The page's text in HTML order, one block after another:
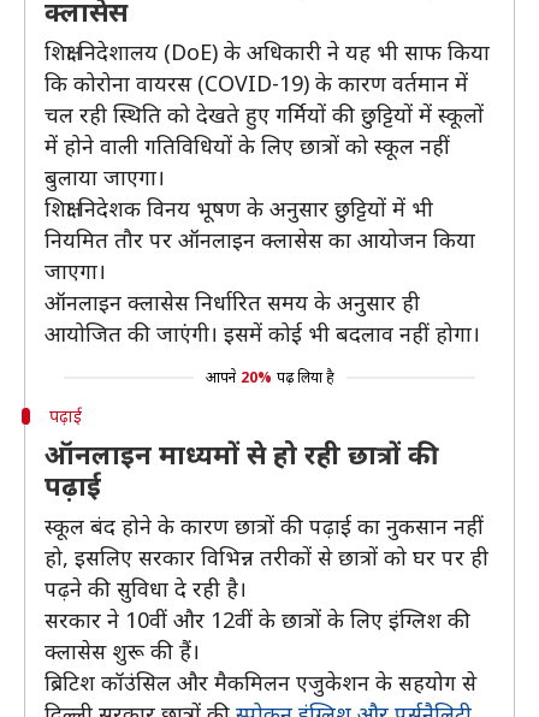
क्लासेस
शिक्षा निदेशालय (DoE) के अधिकारी ने यह भी साफ किया
कि कोरोना वायरस (COVID-19) के कारण वर्तमान में
चल रही स्थिति को देखते हुए गर्मियों की छुट्टियों में स्कूलों
में होने वाली गतिविधियों के लिए छात्रों को स्कूल नहीं
बुलाया जाएगा।
शिक्षा निदेशक विनय भूषण के अनुसार छुट्टियों में भी
नियमित तौर पर ऑनलाइन क्लासेस का आयोजन किया
जाएगा।
ऑनलाइन क्लासेस निर्धारित समय के अनुसार ही
आयोजित की जाएंगी। इसमें कोई भी बदलाव नहीं होगा।
आपने 20% पढ़ लिया है
पढ़ाई
ऑनलाइन माध्यमों से हो रही छात्रों की
पढ़ाई
स्कूल बंद होने के कारण छात्रों की पढ़ाई का नुकसान नहीं
हो, इसलिए सरकार विभिन्न तरीकों से छात्रों को घर पर ही
पढ़ने की सुविधा दे रही है।
सरकार ने 10वीं और 12वीं के छात्रों के लिए इंग्लिश की
क्लासेस शुरू की हैं।
ब्रिटिश कॉउंसिल और मैकमिलन एजुकेशन के सहयोग से